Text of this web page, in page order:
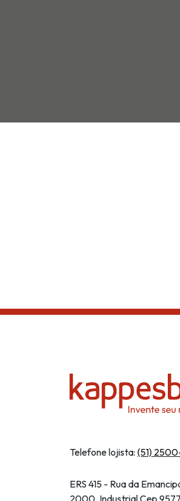
Telefone lojista: (51)
ERS 415 - Rua da
2000, Industrial Cep